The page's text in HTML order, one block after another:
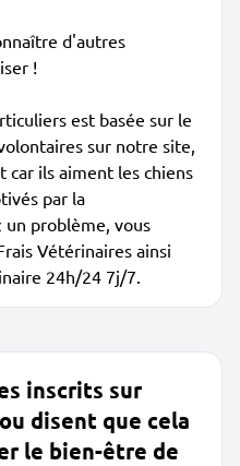
d'autres
!
est basée sur le
sur notre site,
ils aiment les chiens
par la
un problème, vous
Vétérinaires ainsi
24h/24 7j/7.
inscrits sur
disent que cela
le bien-être de